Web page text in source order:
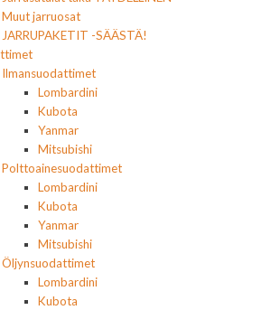
Muut jarruosat
JARRUPAKETIT -SÄÄSTÄ!
Ilmansuodattimet
Lombardini
Kubota
Yanmar
Mitsubishi
Polttoainesuodattimet
Lombardini
Kubota
Yanmar
Mitsubishi
Öljynsuodattimet
Lombardini
Kubota